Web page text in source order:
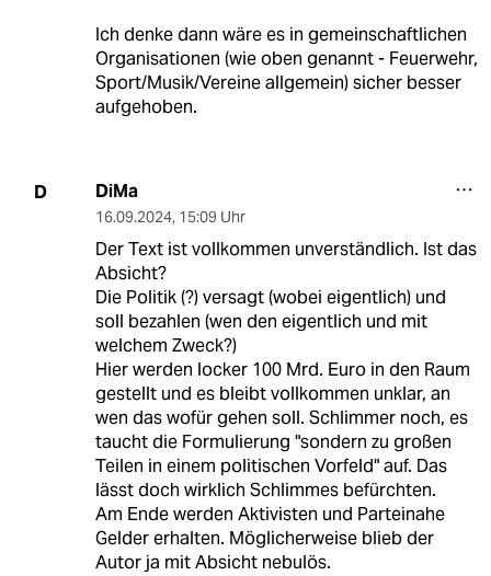
Ich denke dann wäre es in gemeinschaftlichen
Organisationen (wie oben genannt - Feuerwehr,
Sport/Musik/Vereine allgemein) sicher besser
aufgehoben.
D DiMa
16.09.2024, 15:09 Uhr
Der Text ist vollkommen unverständlich. Ist das
Absicht?
Die Politik (?) versagt (wobei eigentlich) und
soll bezahlen (wen den eigentlich und mit
welchem Zweck?)
Hier werden locker 100 Mrd. Euro in den Raum
gestellt und es bleibt vollkommen unklar, an
wen das wofür gehen soll. Schlimmer noch, es
taucht die Formulierung "sondern zu großen
Teilen in einem politischen Vorfeld" auf. Das
lässt doch wirklich Schlimmes befürchten.
Am Ende werden Aktivisten und Parteinahe
Gelder erhalten. Möglicherweise blieb der
Autor ja mit Absicht nebulös.